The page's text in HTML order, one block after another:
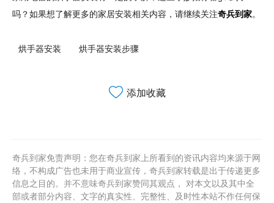
吗？如果想了解更多的家居安装相关内容，请继续关注奇兵到家。
烘手器安装 烘手器安装步骤
添加收藏
奇兵到家免责声明：您在奇兵到家上所看到的资讯内容均来源于网
络，不构成广告也未用于商业宣传，奇兵到家转载是出于传递更多
信息之目的。并不意味奇兵到家赞同其观点， 对本文以及其中全
部或者部分内容、文字的真实性、完整性、及时性本站不作任何保